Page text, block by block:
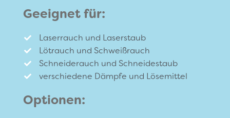
Geeignet für:
Laserrauch und Laserstaub
Lötrauch und Schweißrauch
Schneiderauch und Schneidestaub
verschiedene Dämpfe und Lösemittel
Optionen: